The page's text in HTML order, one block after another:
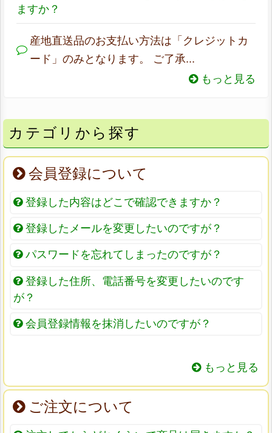
ますか？
産地直送品のお支払い方法は「クレジットカ
ード」のみとなります。 ご了承...
もっと見る
カテゴリから探す
会員登録について
登録した内容はどこで確認できますか？
登録したメールを変更したいのですが？
パスワードを忘れてしまったのですが？
登録した住所、電話番号を変更したいのです
が？
会員登録情報を抹消したいのですが？
もっと見る
ご注文について